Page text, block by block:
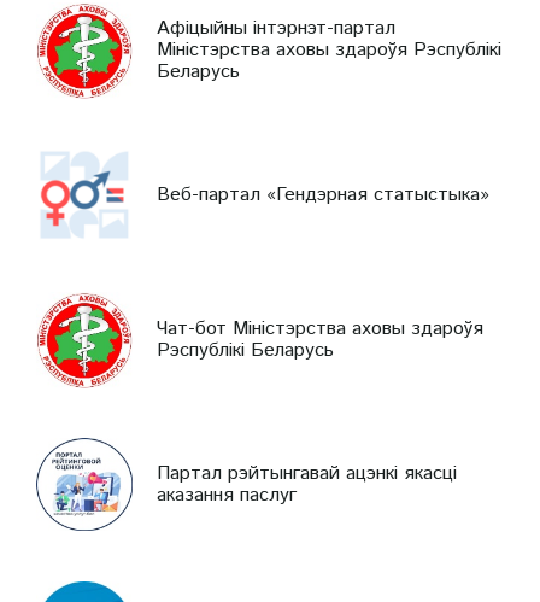
Афіцыйны інтэрнэт-партал
Міністэрства аховы здароўя Рэспублікі
Беларусь
Веб-партал «Гендэрная статыстыка»
Чат-бот Міністэрства аховы здароўя
Рэспублікі Беларусь
Партал рэйтынгавай ацэнкі якасці
аказання паслуг